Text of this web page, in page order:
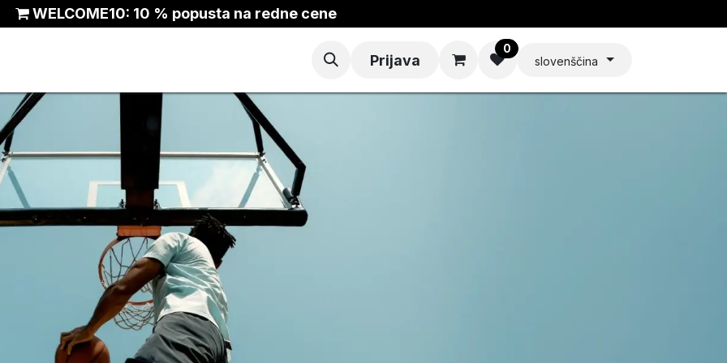
WELCOME10: 10 % popusta na redne cene
Prijava
0
slovenščina